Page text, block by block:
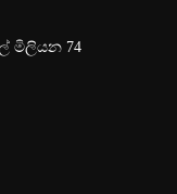
මිලියන 74